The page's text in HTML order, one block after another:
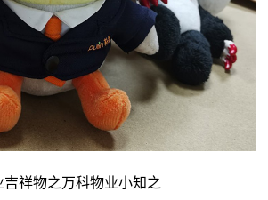
吉祥物之万科物业小知之